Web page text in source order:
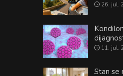
26. jul.
11. jul.
Stan se